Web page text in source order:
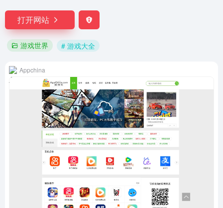
打开网站
游戏世界 # 游戏大全
Appchina